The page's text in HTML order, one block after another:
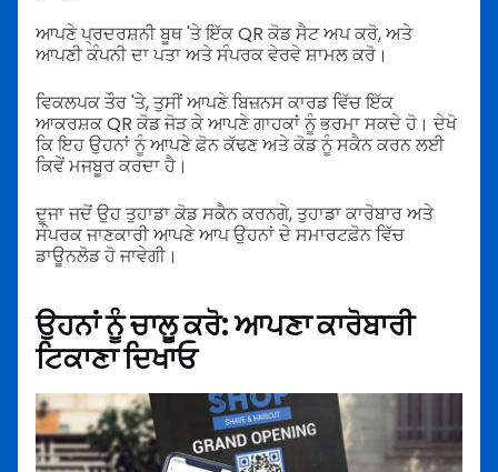
ਆਪਣੇ ਪ੍ਰਦਰਸ਼ਨੀ ਬੂਥ 'ਤੇ ਇੱਕ QR ਕੋਡ ਸੈਟ ਅਪ ਕਰੋ, ਅਤੇ
ਆਪਣੀ ਕੰਪਨੀ ਦਾ ਪਤਾ ਅਤੇ ਸੰਪਰਕ ਵੇਰਵੇ ਸ਼ਾਮਲ ਕਰੋ।
ਵਿਕਲਪਕ ਤੌਰ 'ਤੇ, ਤੁਸੀਂ ਆਪਣੇ ਬਿਜ਼ਨਸ ਕਾਰਡ ਵਿੱਚ ਇੱਕ
ਆਕਰਸ਼ਕ QR ਕੋਡ ਜੋੜ ਕੇ ਆਪਣੇ ਗਾਹਕਾਂ ਨੂੰ ਭਰਮਾ ਸਕਦੇ ਹੋ। ਦੇਖੋ
ਕਿ ਇਹ ਉਹਨਾਂ ਨੂੰ ਆਪਣੇ ਫ਼ੋਨ ਕੱਢਣ ਅਤੇ ਕੋਡ ਨੂੰ ਸਕੈਨ ਕਰਨ ਲਈ
ਕਿਵੇਂ ਮਜਬੂਰ ਕਰਦਾ ਹੈ।
ਦੂਜਾ ਜਦੋਂ ਉਹ ਤੁਹਾਡਾ ਕੋਡ ਸਕੈਨ ਕਰਨਗੇ, ਤੁਹਾਡਾ ਕਾਰੋਬਾਰ ਅਤੇ
ਸੰਪਰਕ ਜਾਣਕਾਰੀ ਆਪਣੇ ਆਪ ਉਹਨਾਂ ਦੇ ਸਮਾਰਟਫ਼ੋਨ ਵਿੱਚ
ਡਾਊਨਲੋਡ ਹੋ ਜਾਵੇਗੀ।
ਉਹਨਾਂ ਨੂੰ ਚਾਲੂ ਕਰੋ: ਆਪਣਾ ਕਾਰੋਬਾਰੀ
ਟਿਕਾਣਾ ਦਿਖਾਓ